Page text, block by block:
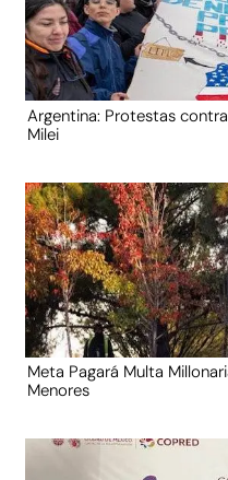
Argentina: Protestas
Milei
Meta Pagará Multa
Menores